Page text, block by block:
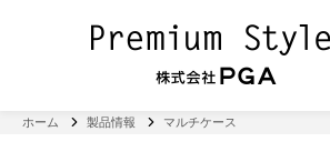
ホーム 製品情報 マルチケース